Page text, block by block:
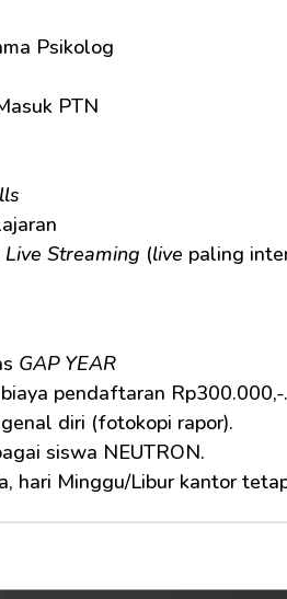
Psikolog
PTN
Streaming (live paling
GAP YEAR
pendaftaran Rp300.000,-.
diri (fotokopi rapor).
siswa NEUTRON.
hari Minggu/Libur kantor